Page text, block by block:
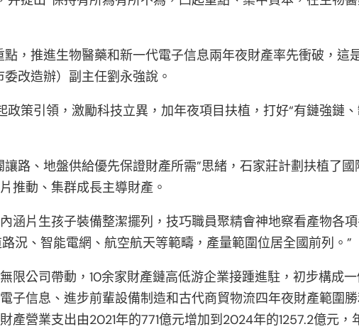
，推進生物醫藥和新一代電子信息兩年夜財產率先衝破，這
改造辦）副主任劉永強說。
策引領，激勵科技立異，加年夜項目扶植，打好“有鏈強鏈
路、地盤供給優先保證財產所需”思緒，石家莊計劃扶植了
推動、集群成長主導財產。
涵片生孩子裝備整潔擺列，技巧職員聚精會神地察看產物各
況、智能電網、航空航天等範疇，產量範圍位居全國前列。”
限公司帶動，10余家財產鏈高低游企業接踵進駐，初步構成
子信息、進步前輩設備制造和古代商貿物流四年夜財產範圍
營業支出由2021年的771億元增加到2024年的1257.2億元，